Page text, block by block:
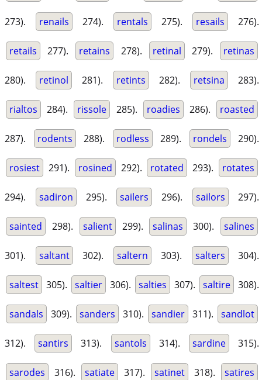
273). renails 274). rentals 275). resails 276).
retails 277). retains 278). retinal 279). retinas
280). retinol 281). retints 282). retsina 283).
rialtos 284). rissole 285). roadies 286). roasted
287). rodents 288). rodless 289). rondels 290).
rosiest 291). rosined 292). rotated 293). rotates
294). sadiron 295). sailers 296). sailors 297).
sainted 298). salient 299). salinas 300). salines
301). saltant 302). saltern 303). salters 304).
saltest 305). saltier 306). salties 307). saltire 308).
sandals 309). sanders 310). sandier 311). sandlot
312). santirs 313). santols 314). sardine 315).
sarodes 316). satiate 317). satinet 318). satires